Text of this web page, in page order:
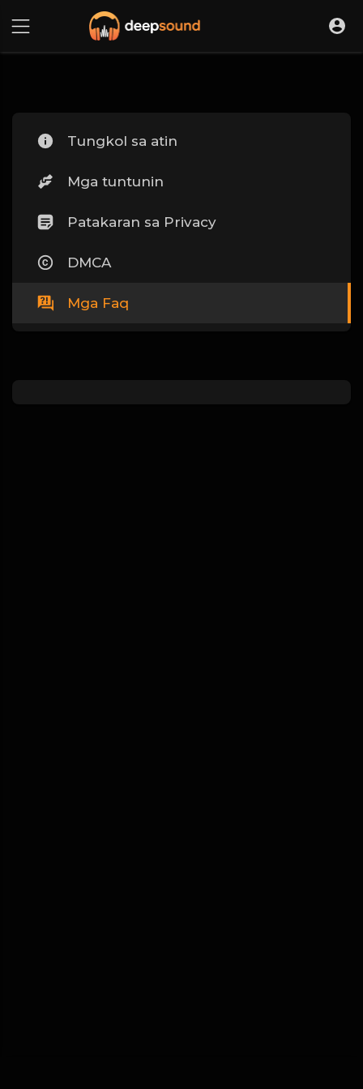
Tungkol sa atin
Mga tuntunin
Patakaran sa Privacy
DMCA
Mga Faq